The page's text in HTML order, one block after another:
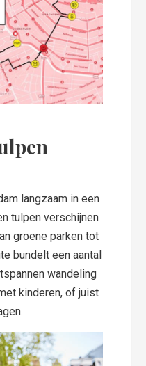
langzaam in een
tulpen verschijnen
groene parken tot
bundelt een aantal
wandeling
kinderen, of juist